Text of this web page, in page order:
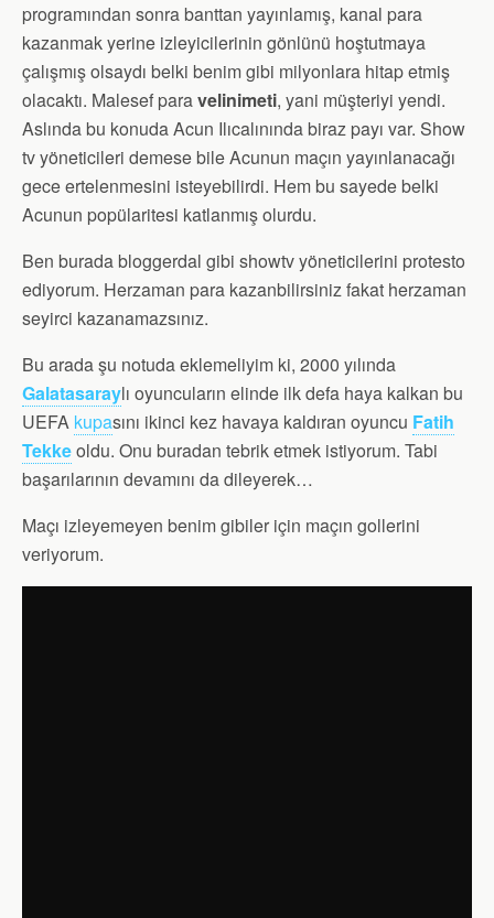
programından sonra banttan yayınlamış, kanal para
kazanmak yerine izleyicilerinin gönlünü hoştutmaya
çalışmış olsaydı belki benim gibi milyonlara hitap etmiş
olacaktı. Malesef paravelinimeti, yani müşteriyi yendi.
Aslında bu konuda Acun Ilıcalınında biraz payı var. Show
tv yöneticileri demese bile Acunun maçın yayınlanacağı
gece ertelenmesini isteyebilirdi. Hem bu sayede belki
Acunun popülaritesi katlanmış olurdu.
Ben burada bloggerdal gibi showtv yöneticilerini protesto
ediyorum. Herzaman para kazanbilirsiniz fakat herzaman
seyirci kazanamazsınız.
Bu arada şu notuda eklemeliyim ki, 2000 yılında
Galatasaraylı oyuncuların elinde ilk defa haya kalkan bu
UEFA kupasını ikinci kez havaya kaldıran oyuncu Fatih
Tekkeoldu. Onu buradan tebrik etmek istiyorum. Tabi
başarılarının devamını da dileyerek…
Maçı izleyemeyen benim gibiler için maçın gollerini
veriyorum.